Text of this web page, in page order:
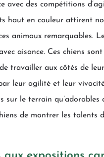
avec des compétitions
haut en couleur attirent
animaux remarquables.
aisance. Ces chiens
travailler aux côtés de
leur agilité et leur
sur le terrain
de montrer les